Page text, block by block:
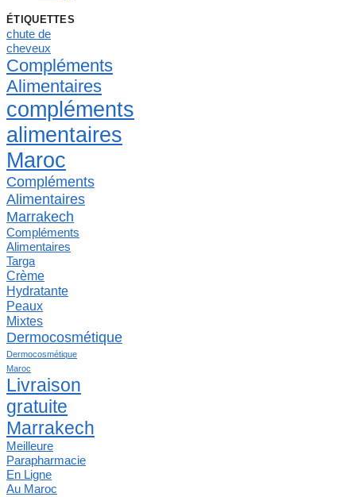
ÉTIQUETTES
chute de
cheveux
Compléments
Alimentaires
compléments
alimentaires
Maroc
Compléments
Alimentaires
Marrakech
Compléments
Alimentaires
Targa
Crème
Hydratante
Peaux
Mixtes
Dermocosmétique
Dermocosmétique
Maroc
Livraison
gratuite
Marrakech
Meilleure
Parapharmacie
En Ligne
Au Maroc